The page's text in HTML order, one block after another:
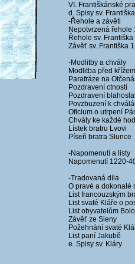
VI. Františkánské
d. Spisy sv.
-Řehole a závěti
Nepotvrzená řehole
Řehole sv.
Závěť sv. Františka
-Modlitby a chvály
Modlitba před křížem
Parafráze na
Pozdravení ctností
Pozdravení
Povzbuzení k
Oficium o utrpení
Chvály ke každé
Lístek bratru Lvovi
Píseň bratra Slunce
-Napomenutí a listy
Napomenutí 1220-
-Tradovaná díla
O pravé a dokonalé
List francouzským
List svaté Kláře o
List obyvatelům
Závěť ze Sieny
Požehnání svaté
List paní Jakubě
e. Spisy sv. Kláry